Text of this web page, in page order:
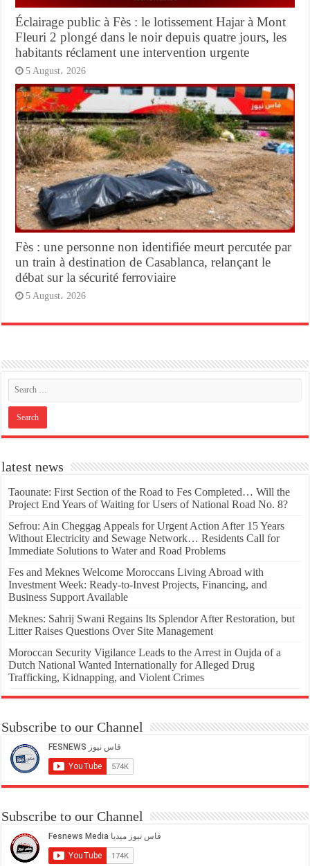
Éclairage public à Fès : le lotissement Hajar à Mont
Fleuri 2 plongé dans le noir depuis quatre jours, les
habitants réclament une intervention urgente
5 August، 2026
Fès : une personne non identifiée meurt percutée par
un train à destination de Casablanca, relançant le
débat sur la sécurité ferroviaire
5 August، 2026
latest news
Taounate: First Section of the Road to Fes Completed… Will the
Project End Years of Waiting for Users of National Road No. 8?
Sefrou: Ain Cheggag Appeals for Urgent Action After 15 Years
Without Electricity and Sewage Network… Residents Call for
Immediate Solutions to Water and Road Problems
Fes and Meknes Welcome Moroccans Living Abroad with
Investment Week: Ready-to-Invest Projects, Financing, and
Business Support Available
Meknes: Sahrij Swani Regains Its Splendor After Restoration, but
Litter Raises Questions Over Site Management
Moroccan Security Vigilance Leads to the Arrest in Oujda of a
Dutch National Wanted Internationally for Alleged Drug
Trafficking, Kidnapping, and Violent Crimes
Subscribe to our Channel
Subscribe to our Channel